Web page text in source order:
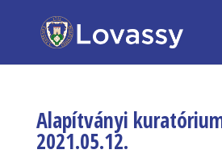
Alapítványi
2021.05.12.